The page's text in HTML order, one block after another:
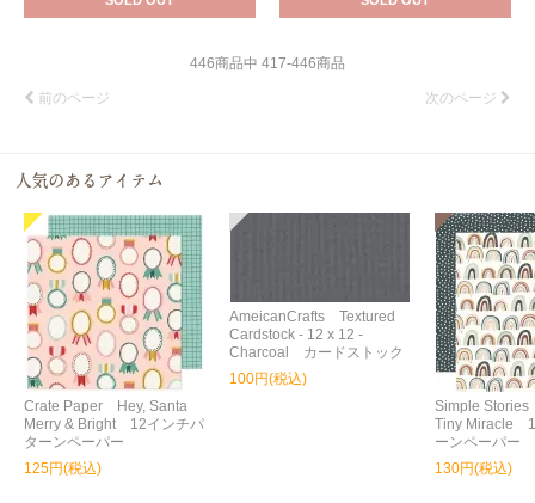
446商品中 417-446商品
前のページ 次のページ
Crate Paper Hey, Santa
Merry & Bright 12インチパ
ターンペーパー
125円(税込)
AmeicanCrafts Textured
Cardstock - 12 x 12 -
Charcoal カードストック
100円(税込)
Simple
Tiny Miracle
ーンペーパー
130円(税込)